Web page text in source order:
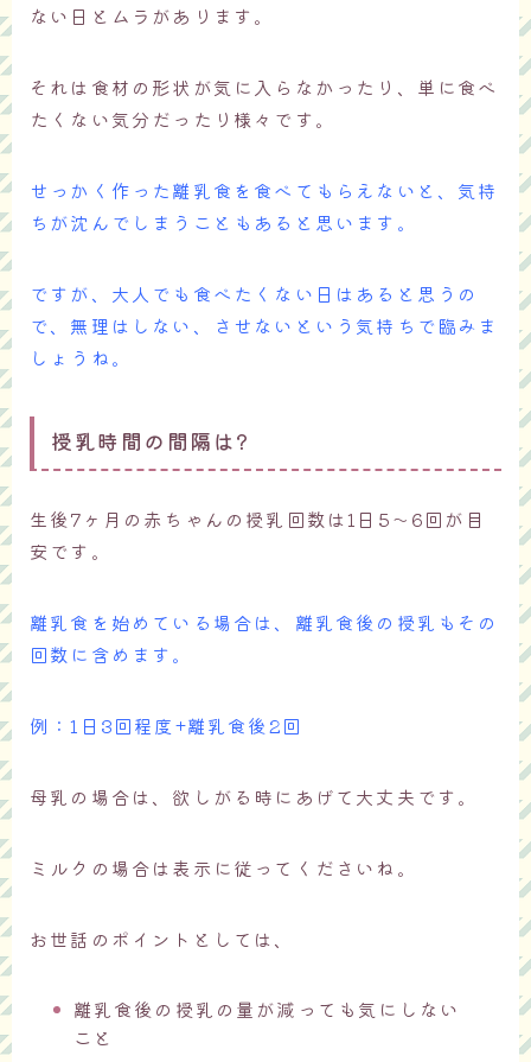
ない日とムラがあります。
それは食材の形状が気に入らなかったり、単に食べ
たくない気分だったり様々です。
せっかく作った離乳食を食べてもらえないと、気持
ちが沈んでしまうこともあると思います。
ですが、大人でも食べたくない日はあると思うの
で、無理はしない、させないという気持ちで臨みま
しょうね。
授乳時間の間隔は?
生後7ヶ月の赤ちゃんの授乳回数は1日5～6回が目
安です。
離乳食を始めている場合は、離乳食後の授乳もその
回数に含めます。
例：1日3回程度+離乳食後2回
母乳の場合は、欲しがる時にあげて大丈夫です。
ミルクの場合は表示に従ってくださいね。
お世話のポイントとしては、
離乳食後の授乳の量が減っても気にしない
こと